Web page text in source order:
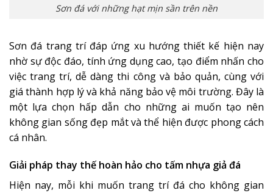
Sơn đá với những hạt mịn sần trên nền
Sơn đá trang trí đáp ứng xu hướng thiết kế hiện nay
nhờ sự độc đáo, tính ứng dụng cao, tạo điểm nhấn cho
việc trang trí, dễ dàng thi công và bảo quản, cùng với
giá thành hợp lý và khả năng bảo vệ môi trường. Đây là
một lựa chọn hấp dẫn cho những ai muốn tạo nên
không gian sống đẹp mắt và thể hiện được phong cách
cá nhân.
Giải pháp thay thế hoàn hảo cho tấm nhựa giả đá
Hiện nay, mỗi khi muốn trang trí đá cho không gian